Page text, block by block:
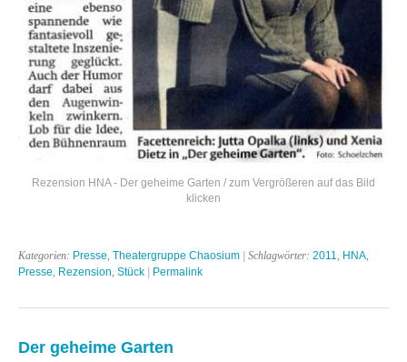
Rezension HNA - Der geheime Garten / zum Vergrößeren auf das Bild
klicken
Kategorien: Presse Theatergruppe Chaosium | Schlagwörter: 2011 HNA
Presse Rezension Stück | Permalink
Der geheime Garten